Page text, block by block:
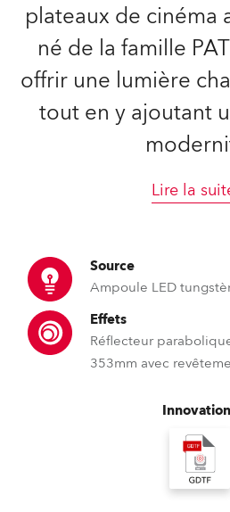
plateaux de cinéma
né de la famille
offrir une lumière
tout en y ajoutant
Lire la
Source
Ampoule LED
Effets
Réflecteur
353mm avec